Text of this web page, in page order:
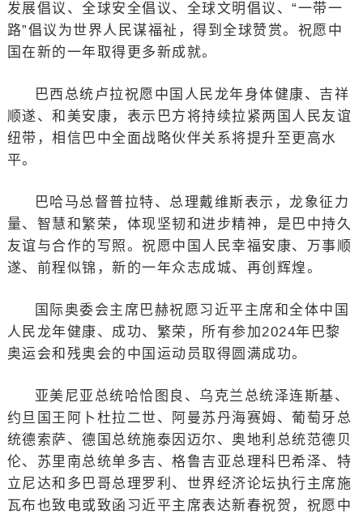
发展倡议、全球安全倡议、全球文明倡议、“一带一
路”倡议为世界人民谋福祉，得到全球赞赏。祝愿中
国在新的一年取得更多新成就。
巴西总统卢拉祝愿中国人民龙年身体健康、吉祥
顺遂、和美安康，表示巴方将持续拉紧两国人民友谊
纽带，相信巴中全面战略伙伴关系将提升至更高水
平。
巴哈马总督普拉特、总理戴维斯表示，龙象征力
量、智慧和繁荣，体现坚韧和进步精神，是巴中持久
友谊与合作的写照。祝愿中国人民幸福安康、万事顺
遂、前程似锦，新的一年众志成城、再创辉煌。
国际奥委会主席巴赫祝愿习近平主席和全体中国
人民龙年健康、成功、繁荣，所有参加2024年巴黎
奥运会和残奥会的中国运动员取得圆满成功。
亚美尼亚总统哈恰图良、乌克兰总统泽连斯基、
约旦国王阿卜杜拉二世、阿曼苏丹海赛姆、葡萄牙总
统德索萨、德国总统施泰因迈尔、奥地利总统范德贝
伦、苏里南总统单多吉、格鲁吉亚总理科巴希泽、特
立尼达和多巴哥总理罗利、世界经济论坛执行主席施
瓦布也致电或致函习近平主席表达新春祝贺，祝愿中